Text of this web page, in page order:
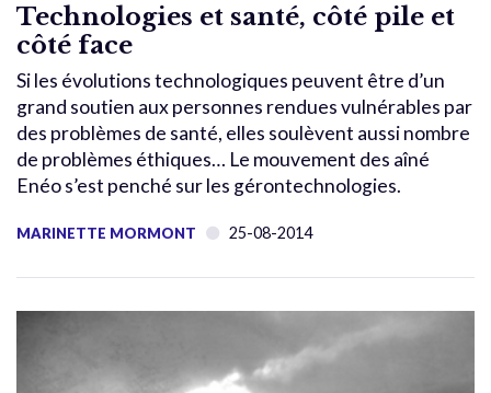
Technologies et santé, côté pile et
côté face
Si les évolutions technologiques peuvent être d’un
grand soutien aux personnes rendues vulnérables par
des problèmes de santé, elles soulèvent aussi nombre
de problèmes éthiques… Le mouvement des aîné
Enéo s’est penché sur les gérontechnologies.
MARINETTE MORMONT 25-08-2014